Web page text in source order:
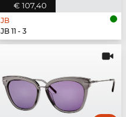
€ 107,40
JB
JB 11 - 3